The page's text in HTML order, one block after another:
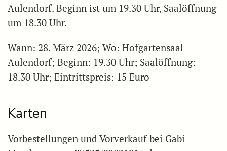
Aulendorf. Beginn ist um 19.30 Uhr, Saalöffnung
um 18.30 Uhr.
Wann: 28. März 2026; Wo: Hofgartensaal
Aulendorf; Beginn: 19.30 Uhr; Saalöffnung:
18.30 Uhr; Eintrittspreis: 15 Euro
Karten
Vorbestellungen und Vorverkauf bei Gabi